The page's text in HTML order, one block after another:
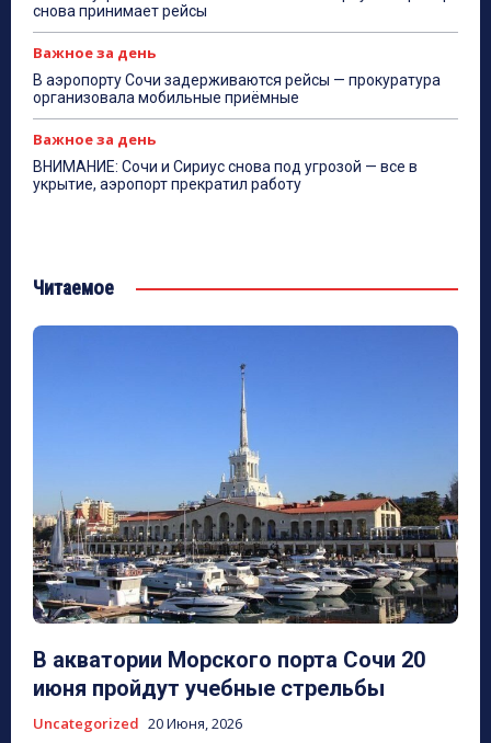
снова принимает рейсы
Важное за день
В аэропорту Сочи задерживаются рейсы — прокуратура
организовала мобильные приёмные
Важное за день
ВНИМАНИЕ: Сочи и Сириус снова под угрозой — все в
укрытие, аэропорт прекратил работу
Читаемое
В акватории Морского порта Сочи 20
июня пройдут учебные стрельбы
Uncategorized 20 Июня, 2026